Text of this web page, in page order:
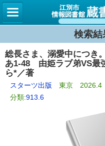
検索結
総長さま、溺愛中につ
あ1-48 由姫ラブ弟VS
ら*／著
スターツ出版 東京 2026.4
分類:913.6